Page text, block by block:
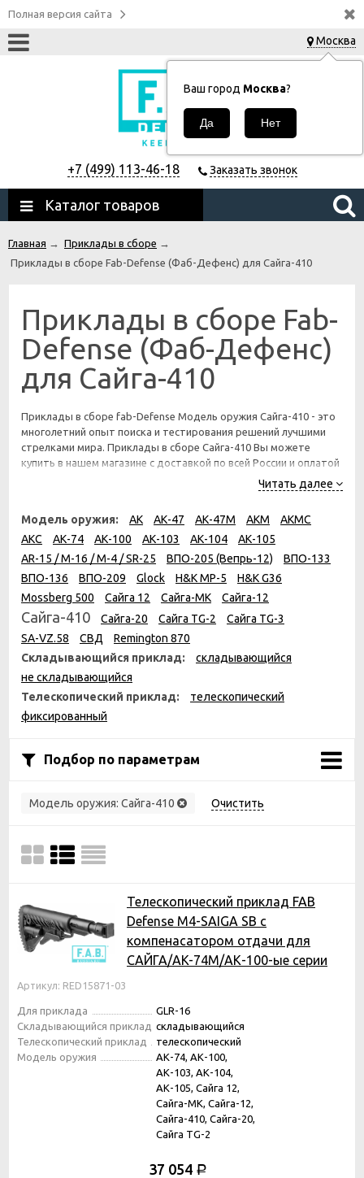
Полная версия сайта
Москва
Ваш город Москва?
+7 (499) 113-46-18 Заказать звонок
Каталог товаров
Главная → Приклады в сборе →
Приклады в сборе Fab-Defense (Фаб-Дефенс) для Сайга-410
Приклады в сборе Fab-
Defense (Фаб-Дефенс)
для Сайга-410
Приклады в сборе fab-Defense Модель оружия Сайга-410 - это
многолетний опыт поиска и тестирования решений лучшими
стрелками мира. Приклады в сборе Сайга-410 Вы можете
купить в нашем магазине с доставкой по всей России и оплатой
Читать далее
Модель оружия: АК АК-47 АК-47М АКМ
АКМС
АКС
АК-74 АК-100 АК-103 АК-104
АК-105
AR-15 / M-16 / M-4 / SR-25
ВПО-205 (Вепрь-12)
ВПО-133
ВПО-136
ВПО-209 Glock H&K MP-5
H&K G36
Mossberg 500
Сайга 12 Сайга-МК Сайга-12
Сайга-410 Сайга-20 Сайга TG-2
Сайга TG-3
SA-VZ.58
СВД
Remington 870
Складывающийся приклад:
складывающийся
не складывающийся
Телескопический приклад:
телескопический
фиксированный
Подбор по параметрам
Модель оружия: Сайга-410 Очистить
Телескопический приклад FAB
Defense M4-SAIGA SB с
компенасатором отдачи для
САЙГА/AK-74M/АК-100-ые серии
Артикул: RED15871-03
Для приклада
GLR-16
Складывающийся приклад складывающийся
Телескопический приклад
телескопический
Модель оружия
АК-74, АК-100,
АК-103, АК-104,
АК-105, Сайга 12,
Сайга-МК, Сайга-12,
Сайга-410, Сайга-20,
Сайга TG-2
37 054 Р